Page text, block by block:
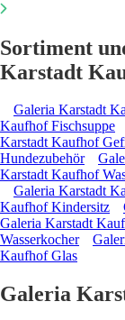
Sortiment
Karstadt
Galeria Karstadt
Kaufhof Fischsuppe
Karstadt Kaufhof
Hundezubehör
Karstadt Kaufhof
Galeria Karstadt
Kaufhof Kindersitz
Galeria Karstadt
Wasserkocher
Kaufhof Glas
Galeria